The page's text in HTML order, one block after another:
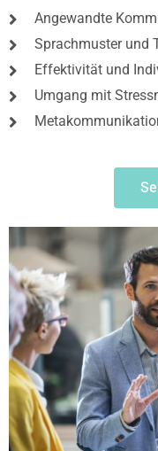
Angewandte
Sprachmuster und
Effektivität und
Umgang mit